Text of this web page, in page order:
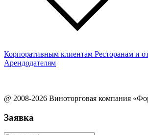
Корпоративным клиентам Ресторанам и
Арендодателям
@ 2008-2026 Виноторговая компания
Заявка